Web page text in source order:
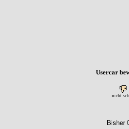
Usercar
nicht
Bisher